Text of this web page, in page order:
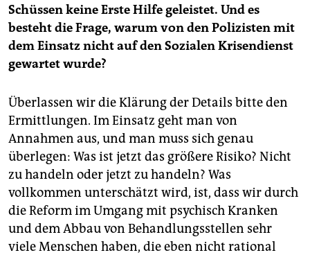
Schüssen keine Erste Hilfe geleistet. Und es
besteht die Frage, warum von den Polizisten mit
dem Einsatz nicht auf den Sozialen Krisendienst
gewartet wurde?
Überlassen wir die Klärung der Details bitte den
Ermittlungen. Im Einsatz geht man von
Annahmen aus, und man muss sich genau
überlegen: Was ist jetzt das größere Risiko? Nicht
zu handeln oder jetzt zu handeln? Was
vollkommen unterschätzt wird, ist, dass wir durch
die Reform im Umgang mit psychisch Kranken
und dem Abbau von Behandlungsstellen sehr
viele Menschen haben, die eben nicht rational